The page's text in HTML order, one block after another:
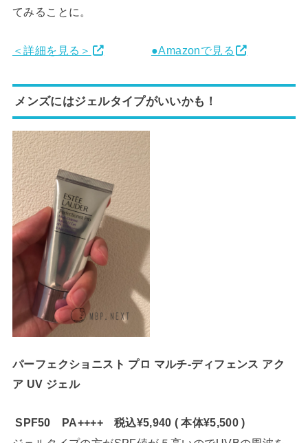
てみることに。
＜詳細を見る＞ ●Amazonで見る
メンズにはジェルタイプがいいかも！
パーフェクショニスト プロ マルチ-ディフェンス アク
ア UV ジェル
SPF50 PA++++税込¥5,940 ( 本体¥5,500 )